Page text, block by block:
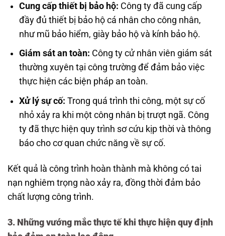
Cung cấp thiết bị bảo hộ: Công ty đã cung cấp
đầy đủ thiết bị bảo hộ cá nhân cho công nhân,
như mũ bảo hiểm, giày bảo hộ và kính bảo hộ.
Giám sát an toàn: Công ty cử nhân viên giám sát
thường xuyên tại công trường để đảm bảo việc
thực hiện các biện pháp an toàn.
Xử lý sự cố: Trong quá trình thi công, một sự cố
nhỏ xảy ra khi một công nhân bị trượt ngã. Công
ty đã thực hiện quy trình sơ cứu kịp thời và thông
báo cho cơ quan chức năng về sự cố.
Kết quả là công trình hoàn thành mà không có tai
nạn nghiêm trọng nào xảy ra, đồng thời đảm bảo
chất lượng công trình.
3. Những vướng mắc thực tế khi thực hiện quy định